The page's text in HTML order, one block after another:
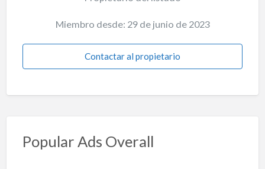
Miembro desde: 29 de junio de 2023
Contactar al propietario
Popular Ads Overall